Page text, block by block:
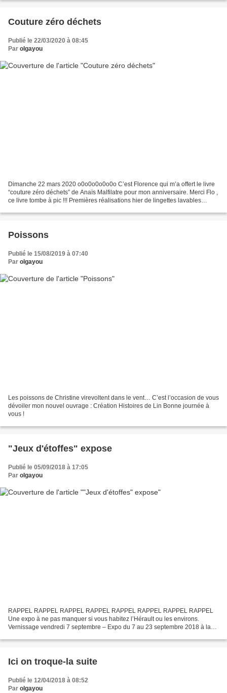
Couture zéro déchets
Publié le 22/03/2020 à 08:45
Par olgayou
Dimanche 22 mars 2020 o0o0o0o0o0o C’est Florence qui m’a offert le livre
“couture zéro déchets” de Anaïs Malfilatre pour mon anniversaire. Merci Flo ,
ce livre tombe à pic !!! Premières réalisations hier de lingettes lavables
Poissons
Publié le 15/08/2019 à 07:40
Par olgayou
Les poissons de Christine virevoltent dans le vent… C’est l’occasion de vous
dévoiler mon nouvel ouvrage : Création Histoires de Lin Bonne journée à
vous !
"Jeux d'étoffes" expose
Publié le 05/09/2018 à 17:05
Par olgayou
RAPPEL RAPPEL RAPPEL RAPPEL RAPPEL RAPPEL RAPPEL RAPPEL
Une expo à ne pas manquer si vous habitez l’Hérault ou les environs.
Vernissage vendredi 7 septembre – Expo du 7 au 23 septembre 2018 à la
Ici on troque-la suite
Publié le 12/04/2018 à 08:52
Par olgayou